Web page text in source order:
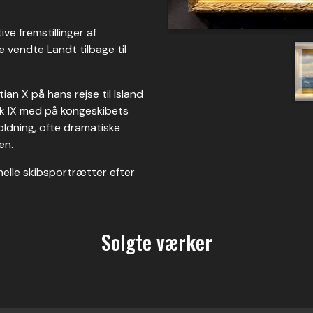
fremstillinger af
vendte Landt tilbage til
X på hans rejse til Island
IX med på kongeskibets
ofte dramatiske
skibsportrætter efter
Solgte værker